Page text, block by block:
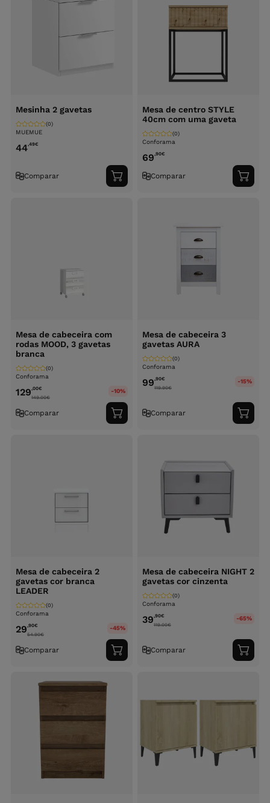
Mesinha 2 gavetas
MUEMUE
(0)
44,49€
Comparar
Adicionar
ao
Mesa de centro STYLE
40cm com uma gaveta
Conforama
(0)
69,90€
Comparar
ao
Mesa de cabeceira com
rodas MOOD, 3 gavetas
branca
Conforama
(0)
129,00€
149.00€
-10%
Comparar
Adicionar
ao
Mesa de cabeceira 3
gavetas AURA
Conforama
(0)
99,90€
119.90€
-15%
Comparar
ao
Mesa de cabeceira 2
gavetas cor branca
LEADER
Conforama
(0)
29,90€
54.90€
-45%
Comparar
Adicionar
ao
Mesa de cabeceira NIGHT 2
gavetas cor cinzenta
Conforama
(0)
39,90€
119.00€
-65%
Comparar
ao